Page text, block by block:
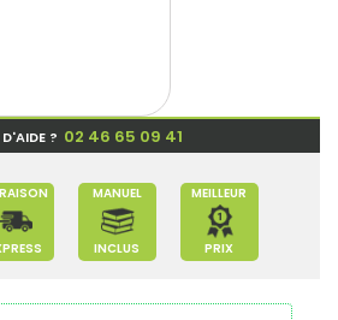
? 02 46 65 09 41
MANUEL
INCLUS
MEILLEUR
PRIX